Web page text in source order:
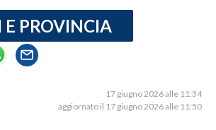
E PROVINCIA
17 giugno 2026 alle 11:34
aggiornato il 17 giugno 2026 alle 11:50